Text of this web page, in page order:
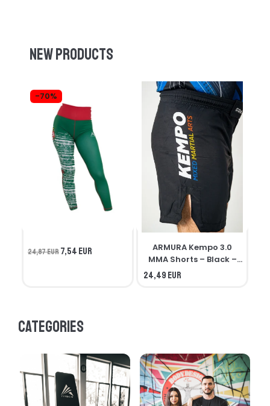
New products
-70%
24,87 EUR7,54 EUR
ARMURA Kempo 3.0
MMA Shorts – Black –
Seniors
24,49 EUR
Categories